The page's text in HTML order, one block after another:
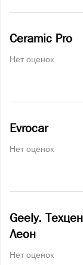
Ceramic Pro
Нет оценок
Evrocar
Нет оценок
Geely.
Леон
Нет оценок